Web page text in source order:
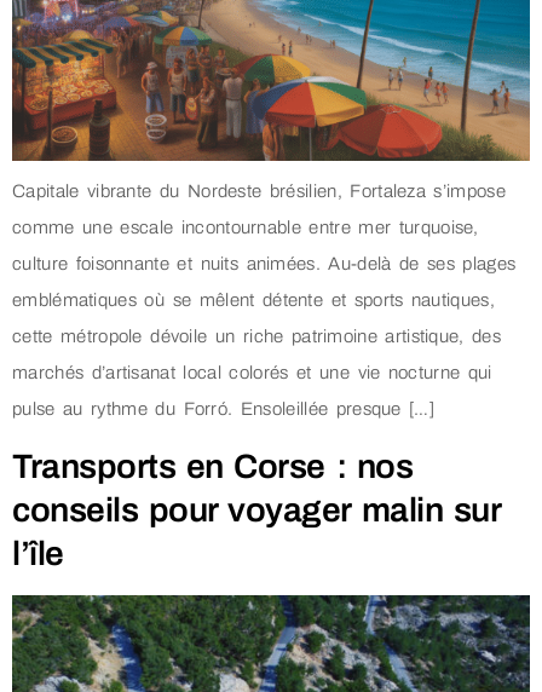
Capitale vibrante du Nordeste brésilien, Fortaleza s’impose
comme une escale incontournable entre mer turquoise,
culture foisonnante et nuits animées. Au-delà de ses plages
emblématiques où se mêlent détente et sports nautiques,
cette métropole dévoile un riche patrimoine artistique, des
marchés d’artisanat local colorés et une vie nocturne qui
pulse au rythme du Forró. Ensoleillée presque […]
Transports en Corse : nos
conseils pour voyager malin sur
l’île